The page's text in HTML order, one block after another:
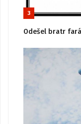
3
Odešel bratr